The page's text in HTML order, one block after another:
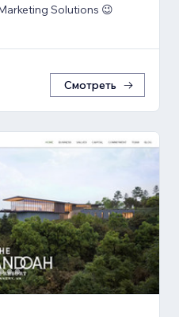
Solutions 😉
Смотреть